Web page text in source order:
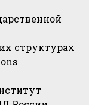
структурах